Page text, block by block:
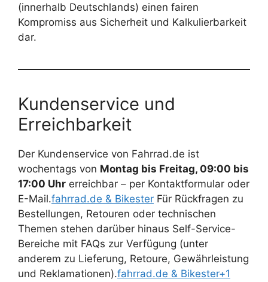
(innerhalb Deutschlands) einen fairen
Kompromiss aus Sicherheit und Kalkulierbarkeit
dar.
Kundenservice und
Erreichbarkeit
Der Kundenservice von Fahrrad.de ist
wochentags von Montag bis Freitag, 09:00 bis
17:00 Uhr erreichbar – per Kontaktformular oder
E-Mail.fahrrad.de & Bikester Für Rückfragen zu
Bestellungen, Retouren oder technischen
Themen stehen darüber hinaus Self-Service-
Bereiche mit FAQs zur Verfügung (unter
anderem zu Lieferung, Retoure, Gewährleistung
und Reklamationen).fahrrad.de & Bikester+1